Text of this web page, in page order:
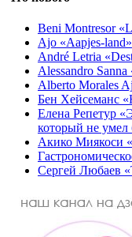
Beni Montresor
Ajo «Aapjes-land»
André Letria
Alessandro Sanna
Alberto Morales
Бен Хейсеманс
Елена Репетур
который не умел
Акико Миякоси
Сергей Любаев